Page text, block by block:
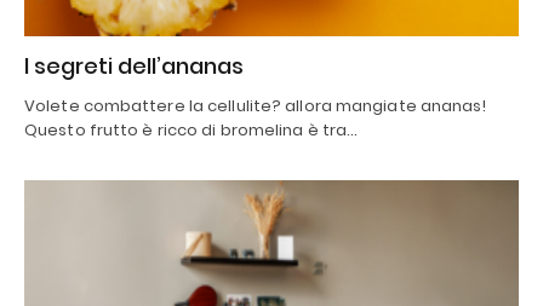
I segreti dell’ananas
Volete combattere la cellulite? allora mangiate ananas!
Questo frutto è ricco di bromelina è tra…